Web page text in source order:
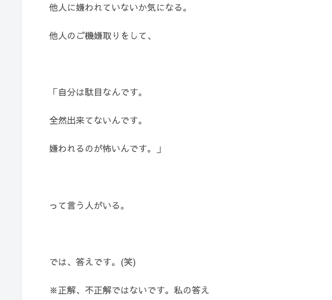
他人に嫌われていないか気になる。
他人のご機嫌取りをして、
「自分は駄目なんです。
全然出来てないんです。
嫌われるのが怖いんです。」
って言う人がいる。
では、答えです。(笑)
※正解、不正解ではないです。私の答え